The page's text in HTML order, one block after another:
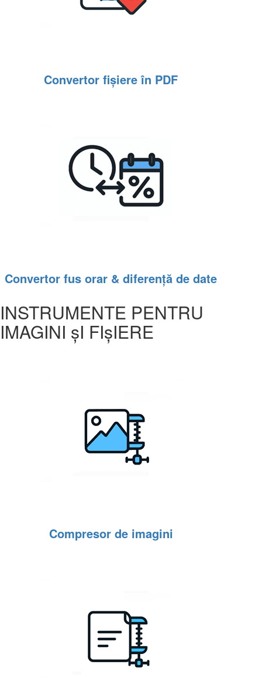
Convertor fișiere în PDF
Convertor fus orar & diferență de date
INSTRUMENTE PENTRU
IMAGINI șI FIșIERE
Compresor de imagini